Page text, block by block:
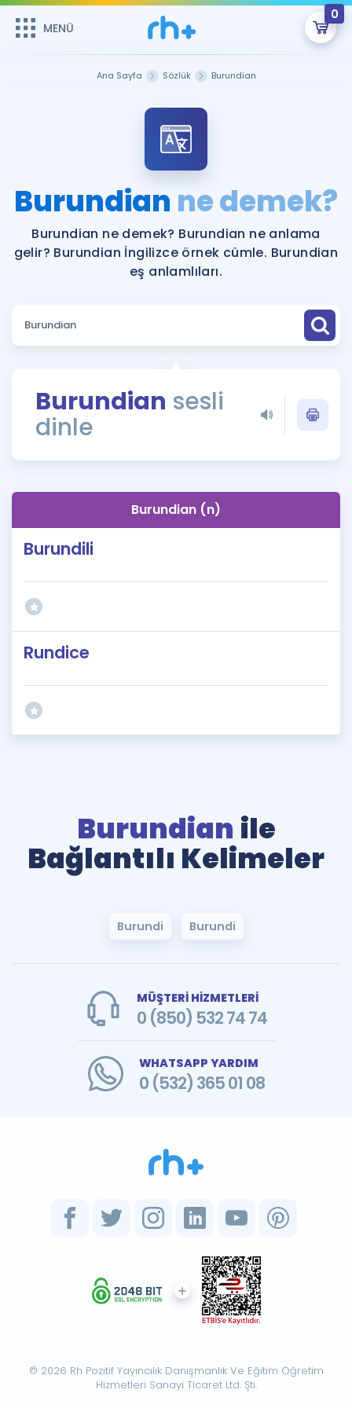
MENÜ
0
ÜYE DEĞİLİM
Sepetin Şu An Boş.
Remzi Hoca ile seni sınava hazırlayacak onlarca eğitim seni
bekliyor!
MENÜ
Faydalı Araçlar
Sözlük
Rehberlik Aracı
ÖSYM Sınav Takvimi
İngilizce Gramer
Hakkımızda
Ana Sayfa Sözlük Burundian
Burundian ne demek?
Burundian ne demek? Burundian ne anlama
gelir? Burundian İngilizce örnek cümle. Burundian
eş anlamlıları.
Burundian sesli
dinle
Burundian (n)
Burundili
Rundice
Burundian ile
Bağlantılı Kelimeler
Burundi Burundi
MÜŞTERİ HİZMETLERİ
0 (850) 532 74 74
WHATSAPP YARDIM
0 (532) 365 01 08
© 2026 Rh Pozitif Yayıncılık Danışmanlık Ve Eğitim Öğretim
Hizmetleri Sanayi Ticaret Ltd. Şti.